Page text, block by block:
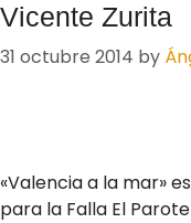
Vicente Zurita
31 octubre 2014 by
«Valencia a la mar»
para la Falla El